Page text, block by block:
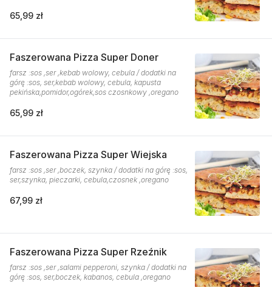
65,99 zł
Faszerowana Pizza Super Doner
farsz :sos ,ser ,kebab wolowy, cebula / dodatki na
górę :sos, ser,kebab wolowy, cebula, kapusta
pekińska,pomidor,ogórek,sos czosnkowy ,oregano
65,99 zł
Faszerowana Pizza Super Wiejska
farsz :sos ,ser ,boczek, szynka / dodatki na górę :sos,
ser,szynka, pieczarki, cebula,czosnek ,oregano
67,99 zł
Faszerowana Pizza Super Rzeźnik
farsz :sos ,ser ,salami pepperoni, szynka / dodatki na
górę :sos, ser,boczek, kabanos, cebula ,oregano